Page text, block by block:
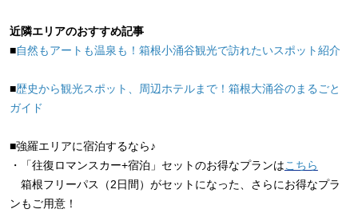
近隣エリアのおすすめ記事
■自然もアートも温泉も！箱根小涌谷観光で訪れたいスポット紹介
■歴史から観光スポット、周辺ホテルまで！箱根大涌谷のまるごと
ガイド
■強羅エリアに宿泊するなら♪
・「往復ロマンスカー+宿泊」セットのお得なプランはこちら
箱根フリーパス（2日間）がセットになった、さらにお得なプラ
ンもご用意！